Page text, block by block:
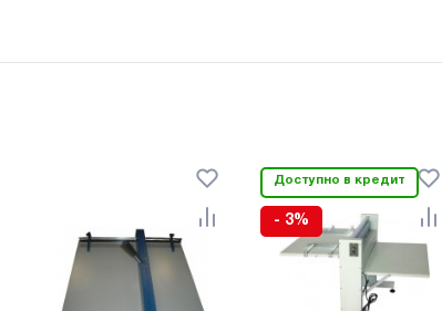
Доступно в кредит
- 3%